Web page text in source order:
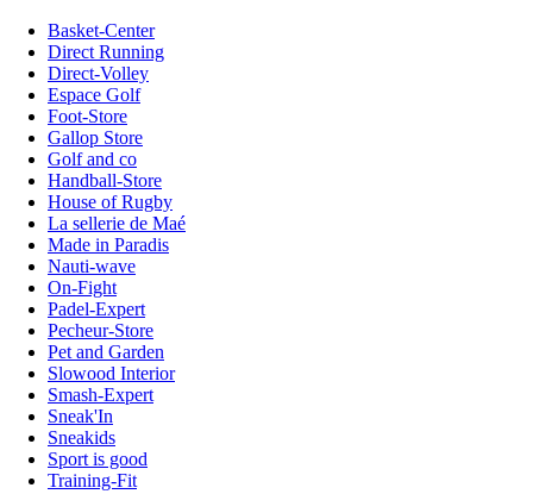
Basket-Center
Direct Running
Direct-Volley
Espace Golf
Foot-Store
Gallop Store
Golf and co
Handball-Store
House of Rugby
La sellerie de Maé
Made in Paradis
Nauti-wave
On-Fight
Padel-Expert
Pecheur-Store
Pet and Garden
Slowood Interior
Smash-Expert
Sneak'In
Sneakids
Sport is good
Training-Fit